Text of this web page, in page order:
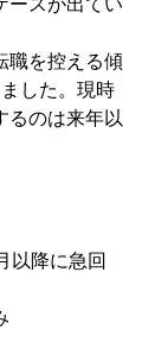
ースが出てい
職を控える傾
した。現時
るのは来年以
以降に急回